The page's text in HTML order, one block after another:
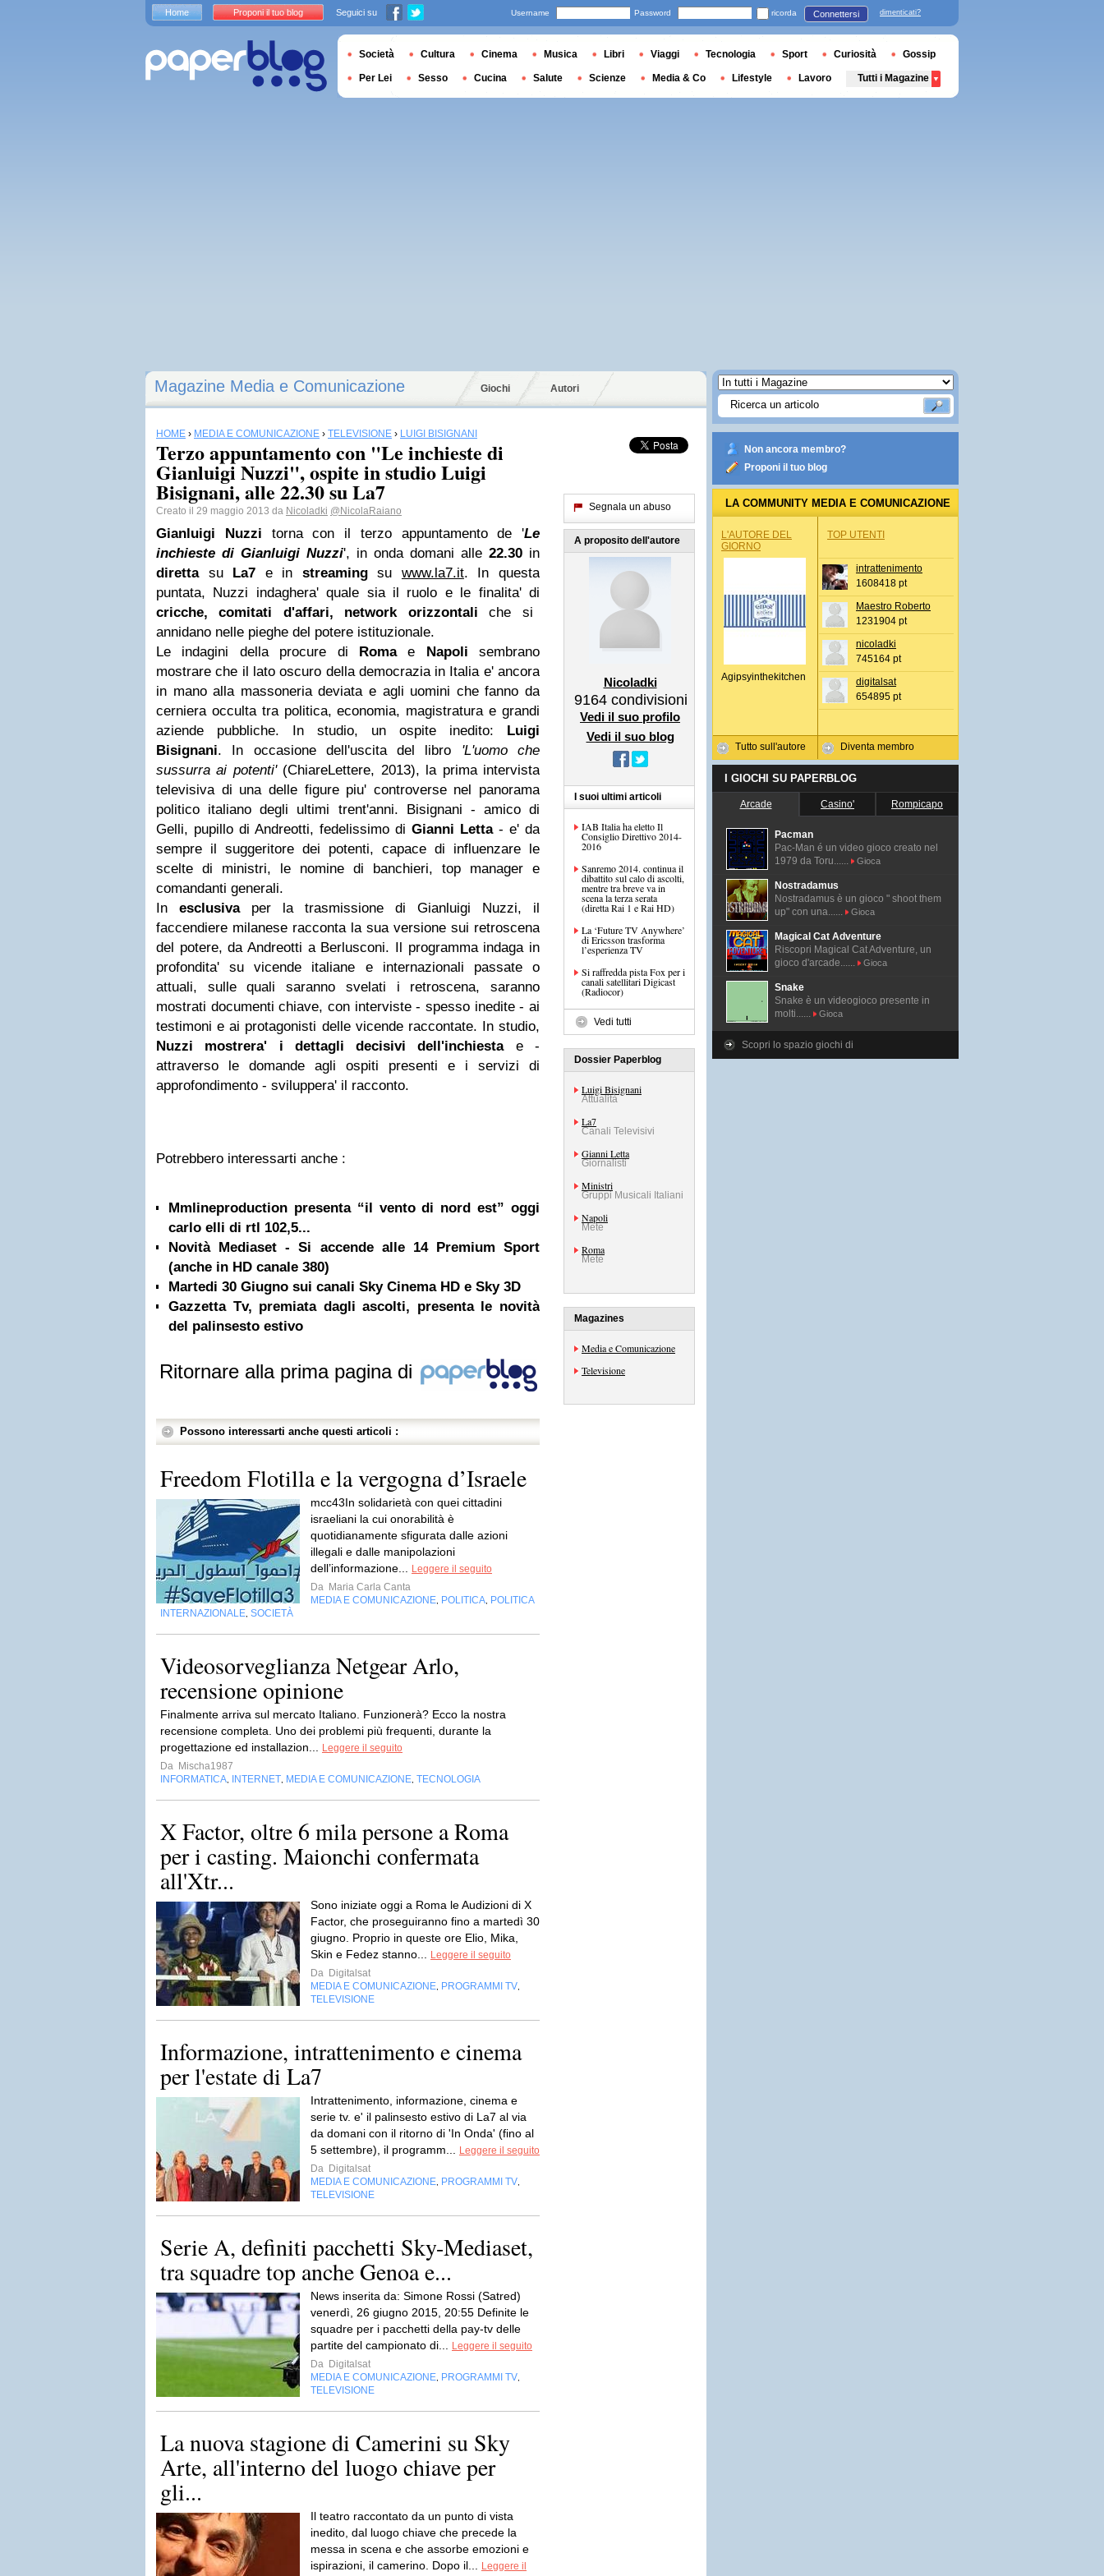
Magazine Media e Comunicazione Giochi Autori
HOME › MEDIA E COMUNICAZIONE › TELEVISIONE › LUIGI BISIGNANI
Terzo appuntamento con "Le inchieste di
Gianluigi Nuzzi", ospite in studio Luigi
Bisignani, alle 22.30 su La7
Creato il 29 maggio 2013 da Nicoladki @NicolaRaiano
Gianluigi Nuzzi torna con il terzo appuntamento de 'Le
inchieste di Gianluigi Nuzzi', in onda domani alle 22.30 in
diretta su La7 e in streamingsu www.la7.it. In questa
puntata, Nuzzi indaghera' quale sia il ruolo e le finalita' di
cricche, comitati d'affari, network orizzontali che si
annidano nelle pieghe del potere istituzionale.
Le indagini della procure di Roma e Napoli
sembrano
mostrare che il lato oscuro della democrazia in Italia e' ancora
in mano alla massoneria deviata e agli uomini che fanno da
cerniera occulta tra politica, economia, magistratura e grandi
aziende pubbliche. In studio, un ospite inedito: Luigi
Bisignani. In occasione dell'uscita del libro 'L'uomo che
sussurra ai potenti'(ChiareLettere, 2013), la prima intervista
televisiva di una delle figure piu' controverse nel panorama
politico italiano degli ultimi trent'anni. Bisignani - amico di
Gelli, pupillo di Andreotti, fedelissimo di Gianni Letta- e' da
sempre il suggeritore dei potenti, capace di influenzare le
scelte di ministri, le nomine di banchieri, top manager e
comandanti generali.
In esclusiva per la trasmissione di Gianluigi Nuzzi, il
faccendiere milanese racconta la sua versione sui retroscena
del potere, da Andreotti a Berlusconi. Il programma indaga in
profondita' su vicende italiane e internazionali passate o
attuali, sulle quali saranno svelati i retroscena, saranno
mostrati documenti chiave, con interviste - spesso inedite - ai
testimoni e ai protagonisti delle vicende raccontate. In studio,
Nuzzi mostrera' i dettagli decisivi dell'inchiestae -
attraverso le domande agli ospiti presenti e i servizi di
approfondimento - sviluppera' il racconto.
Potrebbero interessarti anche :
Mmlineproduction presenta “il vento di nord est” oggi
carlo elli di rtl 102,5...
Novità Mediaset - Si accende alle 14 Premium Sport
(anche in HD canale 380)
Martedi 30 Giugno sui canali Sky Cinema HD e Sky 3D
Gazzetta Tv, premiata dagli ascolti, presenta le novità
del palinsesto estivo
Ritornare alla prima pagina di
Possono interessarti anche questi articoli :
Freedom Flotilla e la vergogna d’Israele
mcc43In solidarietà con quei cittadini
israeliani la cui onorabilità è
quotidianamente sfigurata dalle azioni
illegali e dalle manipolazioni
dell’informazione...
Leggere il seguito
Da Maria Carla Canta
MEDIA E COMUNICAZIONE POLITICA POLITICA
INTERNAZIONALE SOCIETÀ
Videosorveglianza Netgear Arlo,
recensione opinione
Finalmente arriva sul mercato Italiano. Funzionerà? Ecco la nostra
recensione completa. Uno dei problemi più frequenti, durante la
progettazione ed installazion...
Leggere il seguito
Da Mischa1987
INFORMATICA
INTERNET MEDIA E COMUNICAZIONE TECNOLOGIA
X Factor, oltre 6 mila persone a Roma
per i casting. Maionchi confermata
all'Xtr...
Sono iniziate oggi a Roma le Audizioni di X
Factor, che proseguiranno fino a martedì 30
giugno. Proprio in queste ore Elio, Mika,
Skin e Fedez stanno...
Leggere il seguito
Da Digitalsat
MEDIA E COMUNICAZIONE PROGRAMMI TV
TELEVISIONE
Informazione, intrattenimento e cinema
per l'estate di La7
Intrattenimento, informazione, cinema e
serie tv. e' il palinsesto estivo di La7 al via
da domani con il ritorno di 'In Onda' (fino al
5 settembre), il programm...
Leggere il seguito
Da Digitalsat
MEDIA E COMUNICAZIONE PROGRAMMI TV
TELEVISIONE
Serie A, definiti pacchetti Sky-Mediaset,
tra squadre top anche Genoa e...
News inserita da: Simone Rossi (Satred)
venerdì, 26 giugno 2015, 20:55 Definite le
squadre per i pacchetti della pay-tv delle
partite del campionato di...
Leggere il seguito
Da Digitalsat
MEDIA E COMUNICAZIONE PROGRAMMI TV
TELEVISIONE
La nuova stagione di Camerini su Sky
Arte, all'interno del luogo chiave per
gli...
Il teatro raccontato da un punto di vista
inedito, dal luogo chiave che precede la
messa in scena e che assorbe emozioni e
ispirazioni, il camerino. Dopo il...
Leggere il
Segnala un abuso
A proposito dell'autore
Nicoladki
9164 condivisioni
Vedi il suo profilo
Vedi il suo blog
I suoi ultimi articoli
IAB Italia ha eletto Il
Consiglio Direttivo 2014-
2016
Sanremo 2014. continua il
dibattito sul calo di ascolti,
mentre tra breve va in
scena la terza serata
(diretta Rai 1 e Rai HD)
La ‘Future TV Anywhere’
di Ericsson trasforma
l’esperienza TV
Si raffredda pista Fox per i
canali satellitari Digicast
(Radiocor)
Vedi tutti
Dossier Paperblog
Luigi Bisignani
Attualità
La7
Canali Televisivi
Gianni Letta
Giornalisti
Ministri
Gruppi Musicali Italiani
Napoli
Mete
Roma
Mete
Magazines
Media e Comunicazione
Televisione
Non ancora membro?
Proponi il tuo blog
LA COMMUNITY MEDIA E COMUNICAZIONE
L'AUTORE DEL
GIORNO
Agipsyinthekitchen
Tutto sull'autore
TOP UTENTI
intrattenimento
1608418 pt
Maestro Roberto
1231904 pt
nicoladki
745164 pt
digitalsat
654895 pt
Diventa membro
I GIOCHI SU PAPERBLOG
Arcade Casino' Rompicapo
Pacman
Pac-Man é un video gioco creato nel
1979 da Toru......
Gioca
Nostradamus
Nostradamus è un gioco " shoot them
up" con una......
Gioca
Magical Cat Adventure
Riscopri Magical Cat Adventure, un
gioco d'arcade......
Gioca
Snake
Snake è un videogioco presente in
molti......
Gioca
Scopri lo spazio giochi di
Home Proponi il tuo blog Seguici su Username Password ricorda Connettersi dimenticati?
Società Cultura Cinema Musica Libri Viaggi Tecnologia Sport Curiosità Gossip
Per Lei Sesso Cucina Salute Scienze Media & Co Lifestyle Lavoro Tutti i Magazine